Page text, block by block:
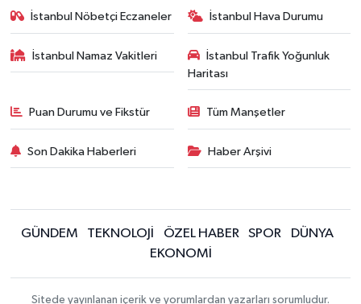
İstanbul Nöbetçi Eczaneler İstanbul Hava Durumu
İstanbul Namaz Vakitleri
İstanbul Trafik Yoğunluk
Haritası
Puan Durumu ve Fikstür Tüm Manşetler
Son Dakika Haberleri Haber Arşivi
GÜNDEM TEKNOLOJİ ÖZEL HABER SPOR
DÜNYA
EKONOMİ
Sitede yayınlanan içerik ve yorumlardan yazarları sorumludur.